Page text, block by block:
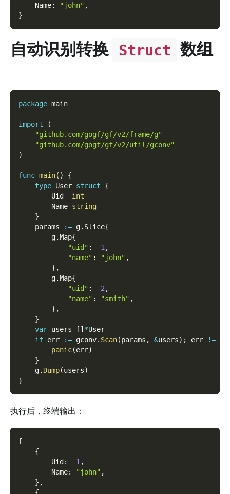
    Name
: "john" ,
}
自动识别转换 Struct 数组
package main
import
(
"github.com/gogf/gf/v2/frame/g"
"github.com/gogf/gf/v2/util/gconv"
)
func main( )
{
type User struct
{
        Uid
int
        Name
string
}
    params
:= g. Slice{
        g
.Map{
"uid" : 1 ,
"name" : "john" ,
} ,
        g
.Map{
"uid" : 2 ,
"name" : "smith" ,
} ,
}
var users [ ] *User
if err := gconv. Scan(params , &users) ; err !=
panic(err)
}
    g
. Dump(users)
}
执行后，终端输出：
[
{
        Uid
: 1 ,
        Name
: "john" ,
} ,
{